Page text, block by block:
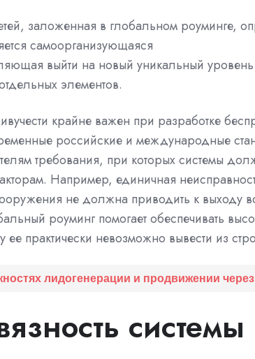
заложенная в глобальном роуминге,
самоорганизующаяся
выйти на новый уникальный уровень
элементов.
крайне важен при разработке
российские и международные
требования, при которых системы
Например, единичная
не должна приводить к выходу
роуминг помогает обеспечивать
ее практически невозможно вывести из
лидогенерации и продвижении через
системы